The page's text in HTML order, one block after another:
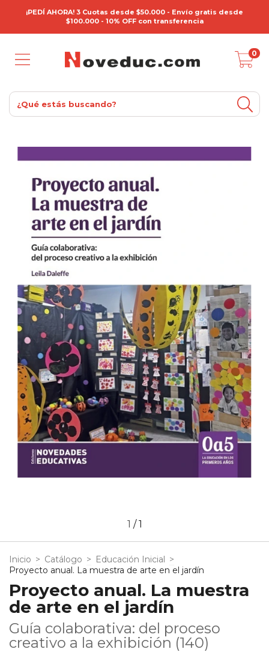
¡PEDÍ AHORA! 3 Cuotas desde $50.000 - Envío gratis desde
$100.000 - 10% OFF con transferencia
0
1 /1
Inicio > Catálogo > Educación Inicial >
Proyecto anual. La muestra de arte en el jardín
Proyecto anual. La muestra
de arte en el jardín
Guía colaborativa: del proceso
creativo a la exhibición (140)